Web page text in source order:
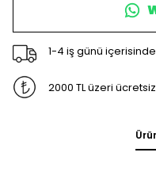
1-4 iş günü
2000 TL üzeri